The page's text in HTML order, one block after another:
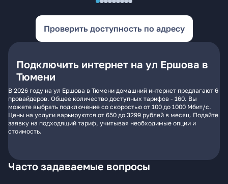
Проверить доступность по адресу
Подключить интернет на ул Ершова в
Тюмени
В 2026 году на ул Ершова в Тюмени домашний интернет предлагают 6
провайдеров. Общее количество доступных тарифов - 160. Вы
можете выбрать подключение со скоростью от 100 до 1000 Мбит/с.
Цены на услуги варьируются от 650 до 3299 рублей в месяц. Подайте
заявку на подходящий тариф, учитывая необходимые опции и
стоимость.
Часто задаваемые вопросы